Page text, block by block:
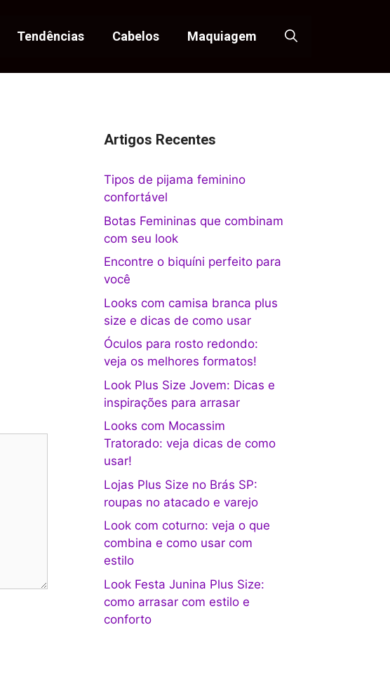
Tendências Cabelos Maquiagem
Artigos Recentes
Tipos de pijama feminino
confortável
Botas Femininas que combinam
com seu look
Encontre o biquíni perfeito para
você
Looks com camisa branca plus
size e dicas de como usar
Óculos para rosto redondo:
veja os melhores formatos!
Look Plus Size Jovem: Dicas e
inspirações para arrasar
Looks com Mocassim
Tratorado: veja dicas de como
usar!
Lojas Plus Size no Brás SP:
roupas no atacado e varejo
Look com coturno: veja o que
combina e como usar com
estilo
Look Festa Junina Plus Size:
como arrasar com estilo e
conforto